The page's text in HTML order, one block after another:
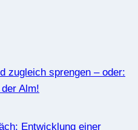
zugleich sprengen – oder:
Alm!
Entwicklung einer